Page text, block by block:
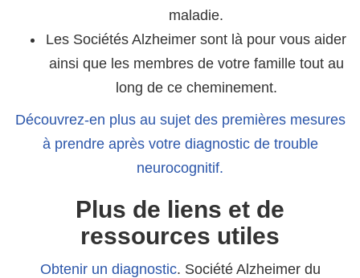
maladie.
Les Sociétés Alzheimer sont là pour vous aider
ainsi que les membres de votre famille tout au
long de ce cheminement.
Découvrez-en plus au sujet des premières mesures
à prendre après votre diagnostic de trouble
neurocognitif.
Plus de liens et de
ressources utiles
Obtenir un diagnostic. Société Alzheimer du